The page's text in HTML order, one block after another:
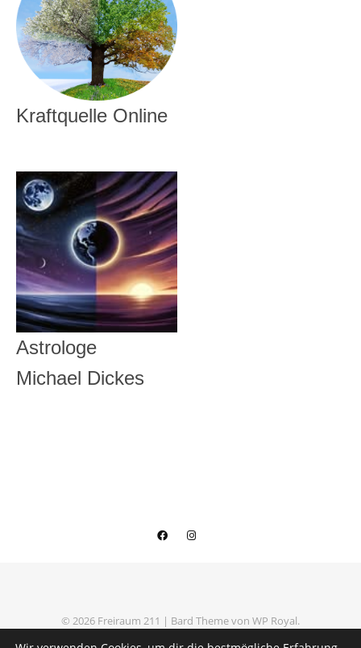
Kraftquelle Online
Astrologe
Michael Dickes
© 2026 Freiraum 211 | Bard Theme von WP Royal.
Datenschutzerklärung
Impressum